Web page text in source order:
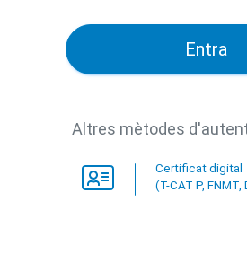
Altres mètodes
Certificat digital
(T-CAT P, FNMT,